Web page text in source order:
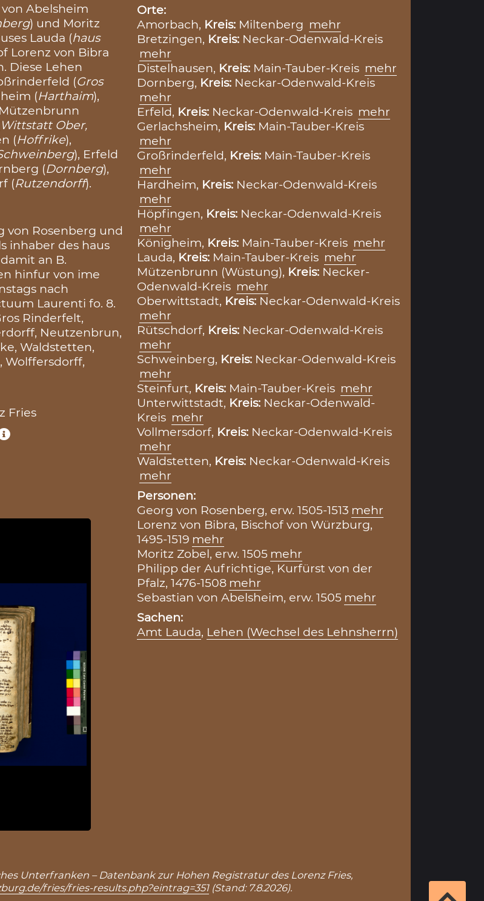
Abelsheim
) und Moritz
Lauda (haus
Lorenz von Bibra
Diese Lehen
(Gros
(Harthaim),
Wittstatt Ober,
(Hoffrike),
), Erfeld
(Dornberg),
(Rutzendorff).
von Rosenberg und
inhaber des haus
an B.
hinfur von ime
nach
Laurenti fo. 8.
Rinderfelt,
Neutzenbrun,
Waldstetten,
Wolffersdorff,
Fries
Orte:
Amorbach, Kreis: Miltenberg mehr
Bretzingen, Kreis: Neckar-Odenwald-Kreis
mehr
Distelhausen, Kreis: Main-Tauber-Kreis mehr
Dornberg, Kreis: Neckar-Odenwald-Kreis
mehr
Erfeld, Kreis: Neckar-Odenwald-Kreis mehr
Gerlachsheim, Kreis: Main-Tauber-Kreis
mehr
Großrinderfeld, Kreis: Main-Tauber-Kreis
mehr
Hardheim, Kreis: Neckar-Odenwald-Kreis
mehr
Höpfingen, Kreis: Neckar-Odenwald-Kreis
mehr
Königheim, Kreis: Main-Tauber-Kreis mehr
Lauda, Kreis: Main-Tauber-Kreis mehr
Mützenbrunn (Wüstung), Kreis: Necker-
Odenwald-Kreis mehr
Oberwittstadt, Kreis: Neckar-Odenwald-Kreis
mehr
Rütschdorf, Kreis: Neckar-Odenwald-Kreis
mehr
Schweinberg, Kreis: Neckar-Odenwald-Kreis
mehr
Steinfurt, Kreis: Main-Tauber-Kreis mehr
Unterwittstadt, Kreis: Neckar-Odenwald-
Kreis mehr
Vollmersdorf, Kreis: Neckar-Odenwald-Kreis
mehr
Waldstetten, Kreis: Neckar-Odenwald-Kreis
mehr
Personen:
Georg von Rosenberg, erw. 1505-1513 mehr
Lorenz von Bibra, Bischof von Würzburg,
1495-1519 mehr
Moritz Zobel, erw. 1505 mehr
Philipp der Aufrichtige, Kurfürst von der
Pfalz, 1476-1508 mehr
Sebastian von Abelsheim, erw. 1505 mehr
Sachen:
Amt Lauda, Lehen (Wechsel des Lehnsherrn)
Unterfranken – Datenbank zur Hohen Registratur des Lorenz Fries,
fries/fries-results.php?eintrag=351(Stand: 7.8.2026).